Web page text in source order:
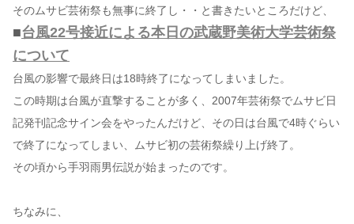
そのムサビ芸術祭も無事に終了し・・と書きたいところだけど、
■台風22号接近による本日の武蔵野美術大学芸術祭
について
台風の影響で最終日は18時終了になってしまいました。
この時期は台風が直撃することが多く、2007年芸術祭でムサビ日
記発刊記念サイン会をやったんだけど、その日は台風で4時ぐらい
で終了になってしまい、ムサビ初の芸術祭繰り上げ終了。
その頃から手羽雨男伝説が始まったのです。
ちなみに、